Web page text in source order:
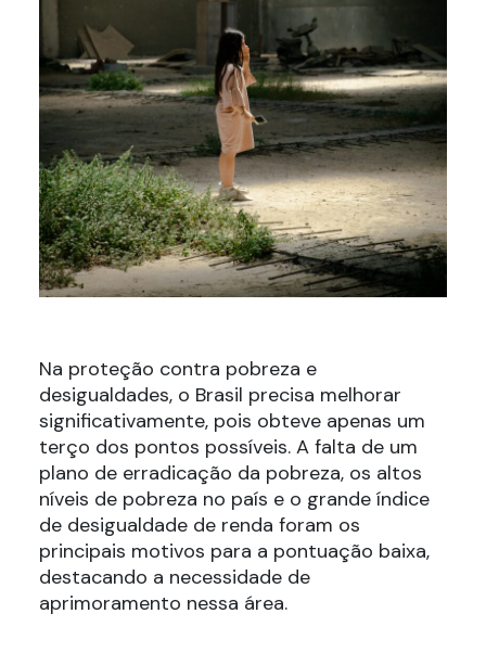
Na proteção contra pobreza e
desigualdades, o Brasil precisa melhorar
significativamente, pois obteve apenas um
terço dos pontos possíveis. A falta de um
plano de erradicação da pobreza, os altos
níveis de pobreza no país e o grande índice
de desigualdade de renda foram os
principais motivos para a pontuação baixa,
destacando a necessidade de
aprimoramento nessa área.